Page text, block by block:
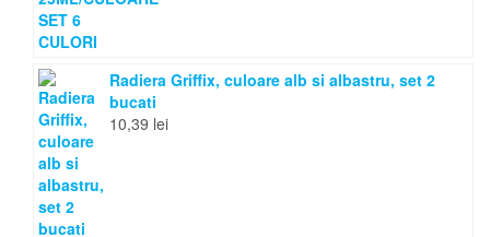
Radiera Griffix, culoare alb si albastru, set 2
bucati
10,39 lei